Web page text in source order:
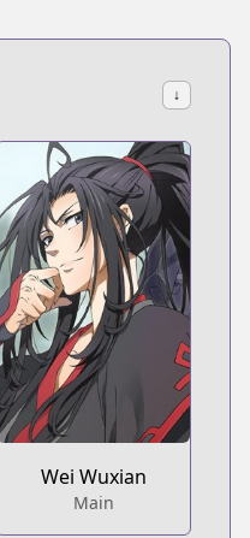
↓
Wei Wuxian
Main